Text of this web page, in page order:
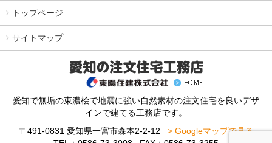
トップページ
サイトマップ
愛知で無垢の東濃桧で地震に強い自然素材の注文住宅を良いデザ
インで建てる工務店です。
〒491-0831 愛知県一宮市森本2-2-12 > Googleマップで見る